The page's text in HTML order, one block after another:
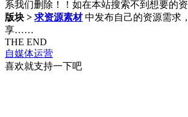
系我们删除！！如在本站搜索不到想要的
版块 > 求资源素材 中发布自己的资源需求
享……
THE END
自媒体运营
喜欢就支持一下吧